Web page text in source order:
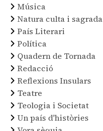
Música
Natura culta i sagrada
País Literari
Política
Quadern de Tornada
Redacció
Reflexions Insulars
Teatre
Teologia i Societat
Un país d'històries